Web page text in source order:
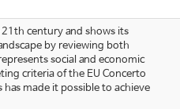
21th century and shows its
by reviewing both
social and economic
criteria of the EU Concerto
made it possible to achieve